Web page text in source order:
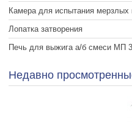
Камера для испытания мерзлых
Лопатка затворения
Печь для выжига а/б смеси МП
Недавно